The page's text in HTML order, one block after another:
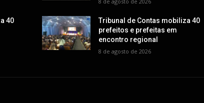
40
Tribunal de Contas mobiliza 40
prefeitos e prefeitas em
encontro regional
8 de agosto de 2026